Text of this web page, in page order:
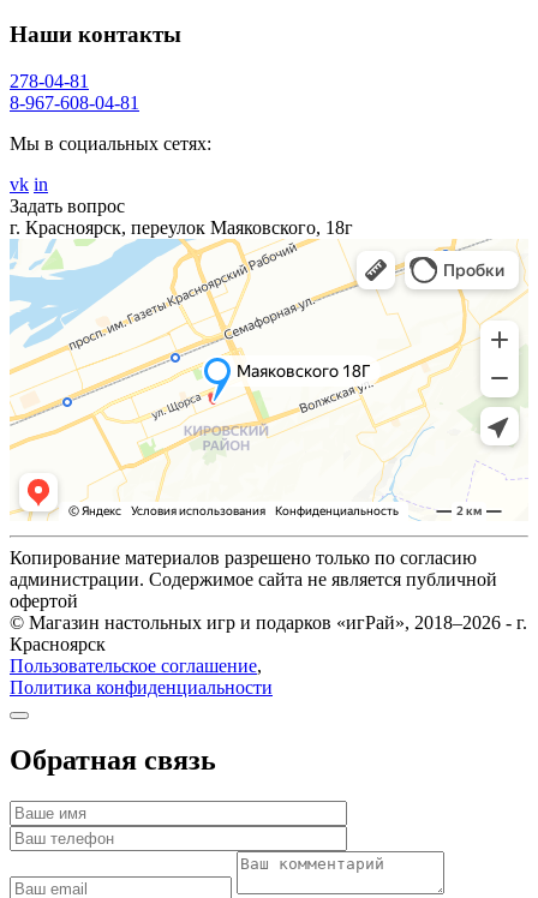
Наши контакты
278-04-81
8-967-608-04-81
Мы в социальных сетях:
vk in
Задать вопрос
г. Красноярск, переулок Маяковского, 18г
Копирование материалов разрешено только по согласию
администрации. Содержимое сайта не является публичной
офертой
© Магазин настольных игр и подарков «игРай», 2018–2026 - г.
Красноярск
Пользовательское соглашение,
Политика конфиденциальности
Обратная связь